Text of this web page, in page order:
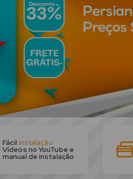
Fácil instalação
Vídeos no YouTube e
manual de instalação